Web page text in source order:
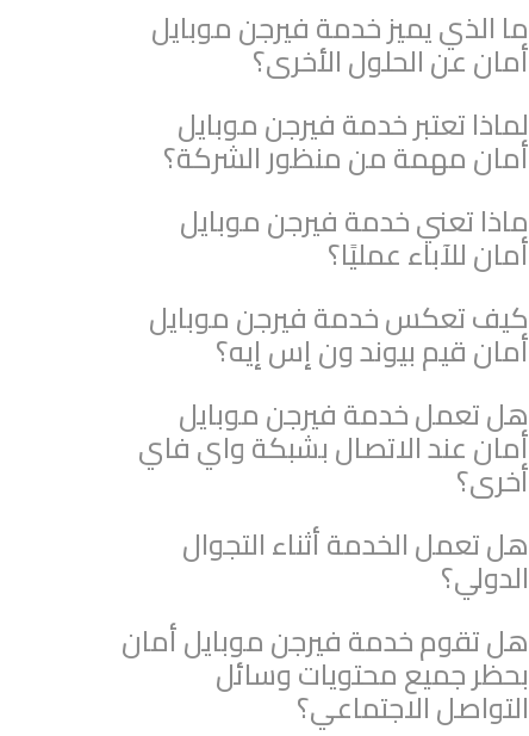
ما الذي يميز خدمة فيرجن موبايل
أمان عن الحلول الأخرى؟
لماذا تعتبر خدمة فيرجن موبايل
أمان مهمة من منظور الشركة؟
ماذا تعني خدمة فيرجن موبايل
أمان للآباء عمليًا؟
كيف تعكس خدمة فيرجن موبايل
أمان قيم بيوند ون إس إيه؟
هل تعمل خدمة فيرجن موبايل
أمان عند الاتصال بشبكة واي فاي
أخرى؟
هل تعمل الخدمة أثناء التجوال
الدولي؟
هل تقوم خدمة فيرجن موبايل أمان
بحظر جميع محتويات وسائل
التواصل الاجتماعي؟